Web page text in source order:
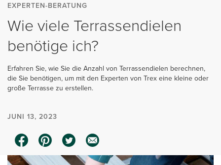
EXPERTEN-BERATUNG
Wie viele Terrassendielen
benötige ich?
Erfahren Sie, wie Sie die Anzahl von Terrassendielen berechnen,
die Sie benötigen, um mit den Experten von Trex eine kleine oder
große Terrasse zu erstellen.
JUNI 13, 2023